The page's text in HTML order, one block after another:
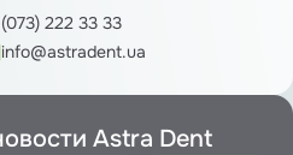
(073) 222 33 33
info@astradent.ua
Astra Dent